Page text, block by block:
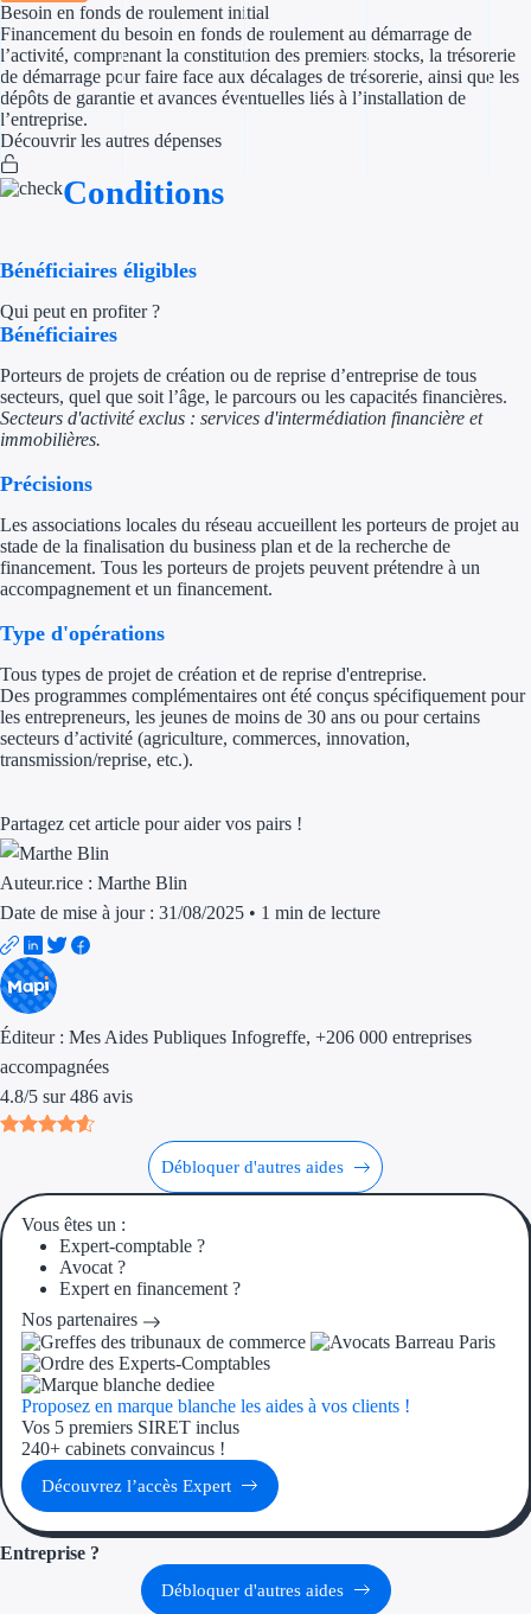
Appel à projet
Aides
Tous les
Simulateur d'éligibilité
Ouvrage
Territoires
Aides Région
Aides Région
Aides Région
Aides Région
Outre-mer
Besoin en fonds de roulement initial
Financement du besoin en fonds de roulement au démarrage de
l’activité, comprenant la constitution des premiers stocks, la trésorerie
de démarrage pour faire face aux décalages de trésorerie, ainsi que les
dépôts de garantie et avances éventuelles liés à l’installation de
l’entreprise.
Découvrir les autres dépenses
Conditions
Bénéficiaires éligibles
Qui peut en profiter ?
Bénéficiaires
Porteurs de projets de création ou de reprise d’entreprise de tous
secteurs, quel que soit l’âge, le parcours ou les capacités financières.
Secteurs d'activité exclus : services d'intermédiation financière et
immobilières.
Précisions
Les associations locales du réseau accueillent les porteurs de projet au
stade de la finalisation du business plan et de la recherche de
financement. Tous les porteurs de projets peuvent prétendre à un
accompagnement et un financement.
Type d'opérations
Tous types de projet de création et de reprise d'entreprise.
Des programmes complémentaires ont été conçus spécifiquement pour
les entrepreneurs, les jeunes de moins de 30 ans ou pour certains
secteurs d’activité (agriculture, commerces, innovation,
transmission/reprise, etc.).
Partagez cet article pour aider vos pairs !
Auteur.rice : Marthe Blin
Date de mise à jour : 31/08/2025 • 1 min de lecture
Éditeur : Mes Aides Publiques Infogreffe, +206 000 entreprises
accompagnées
4.8/5 sur 486 avis
Débloquer d'autres aides
Vous êtes un :
Expert-comptable ?
Avocat ?
Expert en financement ?
Nos partenaires
Proposez en marque blanche les aides à vos clients !
Vos 5 premiers SIRET inclus
240+ cabinets convaincus !
Découvrez l’accès Expert
Entreprise ?
Débloquer d'autres aides